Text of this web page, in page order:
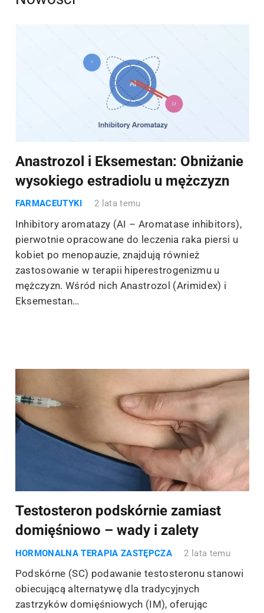
Anastrozol i Eksemestan: Obniżanie
wysokiego estradiolu u mężczyzn
FARMACEUTYKI 2 lata temu
Inhibitory aromatazy (AI – Aromatase inhibitors),
pierwotnie opracowane do leczenia raka piersi u
kobiet po menopauzie, znajdują również
zastosowanie w terapii hiperestrogenizmu u
mężczyzn. Wśród nich Anastrozol (Arimidex) i
Eksemestan…
Testosteron podskórnie zamiast
domięśniowo – wady i zalety
HORMONALNA TERAPIA ZASTĘPCZA 2 lata temu
Podskórne (SC) podawanie testosteronu stanowi
obiecującą alternatywę dla tradycyjnych
zastrzyków domięśniowych (IM), oferując